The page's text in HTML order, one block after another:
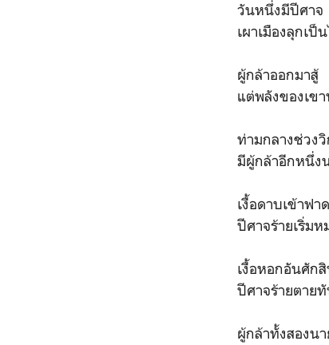
วันหนึ่งมีปี
เผาเมืองลุ
ผู้กล้าออก
แต่พลังของ
ท่ามกลางช่
มีผู้กล้าอีกห
เงื้อดาบเข้า
ปีศาจร้ายเริ่
เงื้อหอกอัน
ปีศาจร้ายตา
ผู้กล้าทั้งสอ